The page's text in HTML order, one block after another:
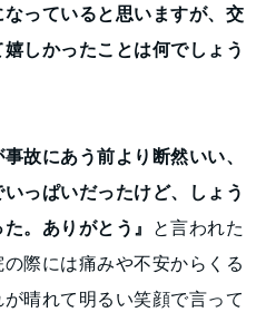
っていると思いますが、交
しかったことは何でしょう
故にあう前より断然いい、
っぱいだったけど、しょう
。ありがとう』 と言われた
際には痛みや不安からくる
晴れて明るい笑顔で言って